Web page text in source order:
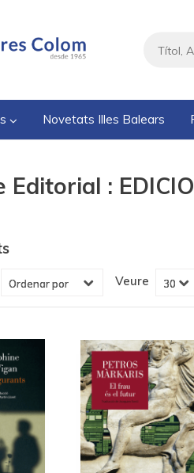
Novetats Illes Balears
Editorial :
Veure